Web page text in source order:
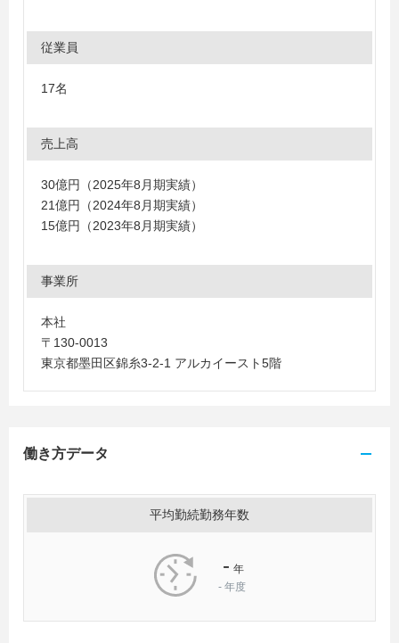
従業員
17名
売上高
30億円（2025年8月期実績）
21億円（2024年8月期実績）
15億円（2023年8月期実績）
事業所
本社
〒130-0013
東京都墨田区錦糸3-2-1 アルカイースト5階
働き方データ
平均勤続勤務年数
- 年
- 年度